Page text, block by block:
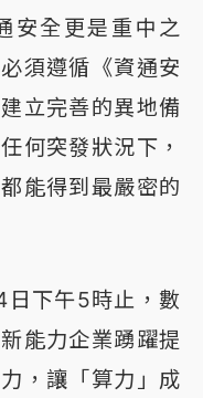
安全更是重中之
須遵循《資通安
立完善的異地備
何突發狀況下，
能得到最嚴密的
日下午5時止，數
能力企業踴躍提
，讓「算力」成